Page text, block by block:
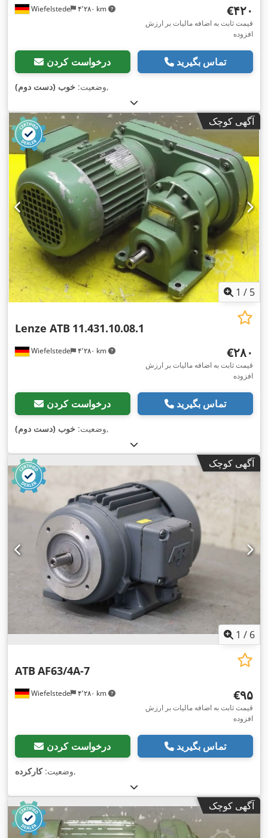
Wiefelstede ۴٬۲۸۰ km ‎€۴۲۰
قیمت ثابت به اضافه مالیات بر ارزش
افزوده
درخواست کردن تماس بگیرید
وضعیت: خوب (دست دوم) ,
آگهی کوچک
1 / 5
Wiefelstede ۴٬۲۸۰ km
Lenze ATB 11.431.10.08.1
‎€۲۸۰
قیمت ثابت به اضافه مالیات بر ارزش
افزوده
درخواست کردن تماس بگیرید
وضعیت: خوب (دست دوم) ,
آگهی کوچک
1 / 6
Wiefelstede ۴٬۲۸۰ km
ATB AF63/4A-7
‎€۹۵
قیمت ثابت به اضافه مالیات بر ارزش
افزوده
درخواست کردن تماس بگیرید
وضعیت:کارکرده ,
آگهی کوچک